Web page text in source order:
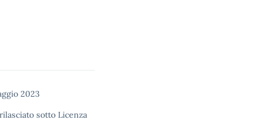
2023
sotto Licenza